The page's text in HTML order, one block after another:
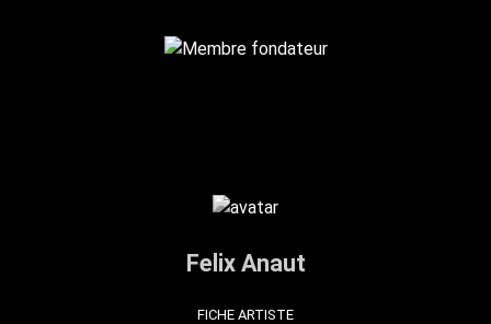
Felix Anaut
FICHE ARTISTE